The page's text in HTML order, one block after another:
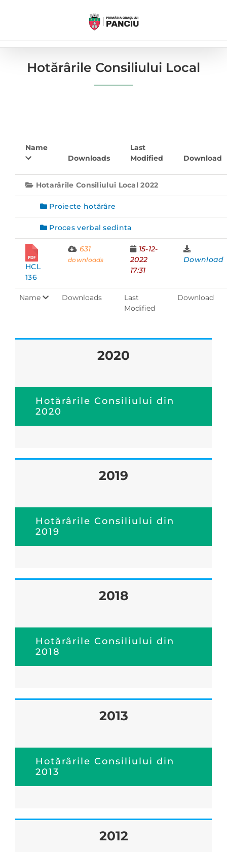
Hotărârile Consiliului Local
Name
Downloads
Last
Modified
Download
Name Downloads
Last
Modified
Download
Hotarârile Consiliului Local 2022
Proiecte hotărâre
Proces verbal sedinta
HCL
136
631
downloads
15-12-
2022
17:31
Download
2020
Hotărârile Consiliului din
2020
2019
Hotărârile Consiliului din
2019
2018
Hotărârile Consiliului din
2018
2013
Hotărârile Consiliului din
2013
2012